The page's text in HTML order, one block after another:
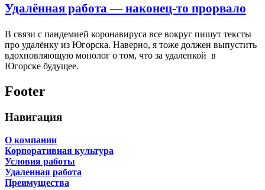
Удалённая работа — наконец-то прорвало
В связи с пандемией коронавируса все вокруг пишут тексты
про удалёнку из Югорска. Наверно, я тоже должен выпустить
вдохновляющую монолог о том, что за удаленкой в
Югорске будущее.
Footer
Навигация
О компании
Корпоративная культура
Условия работы
Удаленная работа
Преимущества